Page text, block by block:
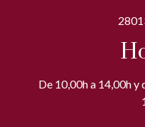
De 10,00h a 14,00h y